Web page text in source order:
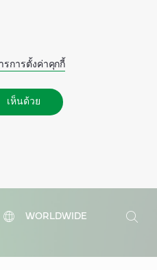
รการตั้งค่าคุกกี้
เห็นด้วย
WORLDWIDE
ค้นหา